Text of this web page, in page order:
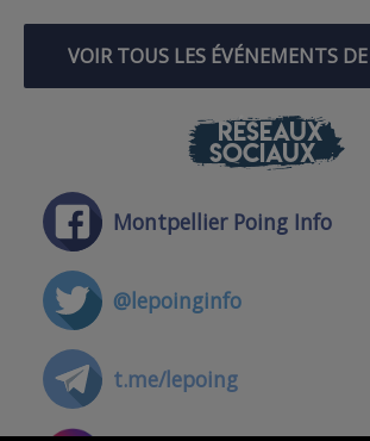
VOIR TOUS LES ÉVÉNEMENTS
RÉSEAUX
SOCIAUX
Montpellier Poing Info
@lepoinginfo
t.me/lepoing